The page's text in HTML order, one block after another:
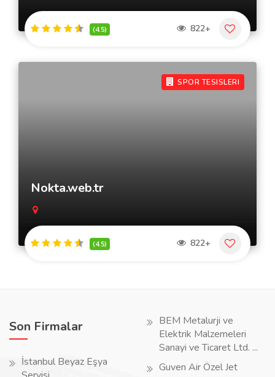
(4.5) 822+
SPOR TESISLERI
Nokta.web.tr
(4.5) 822+
Son Firmalar
İstanbul Beyaz Eşya
BEM Metalurji ve
Elektrik Malzemeleri
Sanayi ve Ticaret Ltd. ...
Guven Air Özel Jet